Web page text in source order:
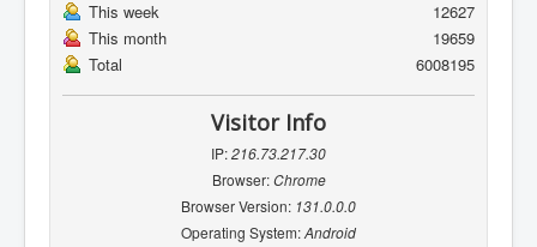
This week
12627
This month
19659
Total
6008195
Visitor Info
IP:216.73.217.30
Browser:Chrome
Browser Version: 131.0.0.0
Operating System:Android